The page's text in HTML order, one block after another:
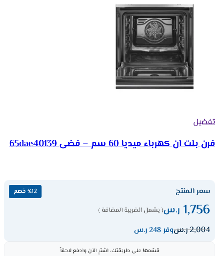
تفضيل
فرن بلت ان كهرباء ميديا 60 سم – فضى 65dae40139
سعر المنتج ٪12 خصم
1,756 ر.س( يشمل الضريبة المضافة )
2,004ر.سوفر 248 ر.س
قسّمها على طريقتك، اشترِ الآن وادفع لاحقاً